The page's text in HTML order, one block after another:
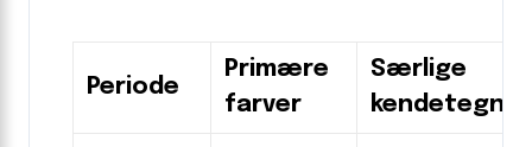
Periode
Primære
farver
Særlige
kendetegn